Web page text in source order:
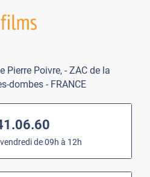
Pierre Poivre, - ZAC de la
dombes - FRANCE
de 09h à 12h